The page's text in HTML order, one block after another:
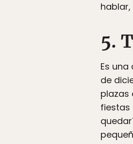
5.
Es
de
plazas
fiestas